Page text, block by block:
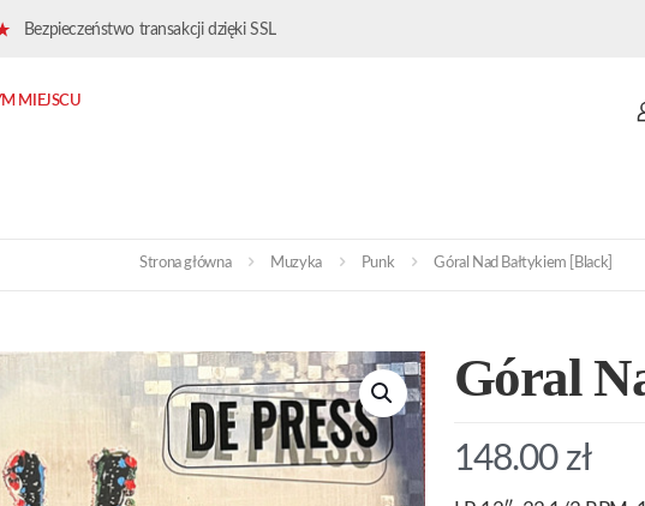
Bezpieczeństwo transakcji dzięki SSL
MIEJSCU
Strona główna Muzyka Punk Góral Nad Bałtykiem [Black]
Góral
148.00 zł